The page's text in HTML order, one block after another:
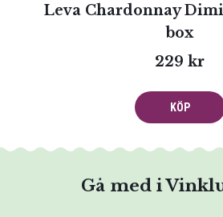
Leva Chardonnay
box
229 kr
KÖP
Gå med i